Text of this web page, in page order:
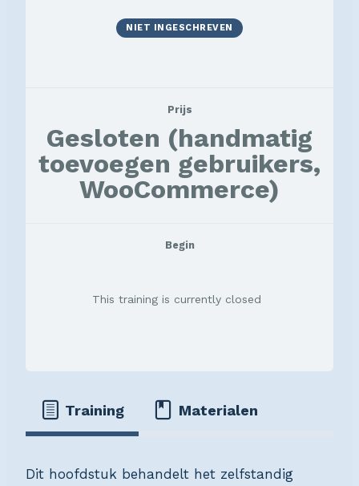
NIET INGESCHREVEN
Prijs
Gesloten (handmatig
toevoegen gebruikers,
WooCommerce)
Begin
This training is currently closed
Training Materialen
Dit hoofdstuk behandelt het zelfstandig